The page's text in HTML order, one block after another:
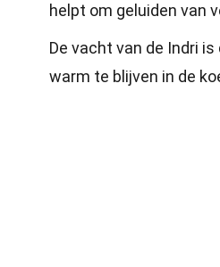
helpt om geluiden van
De vacht van de Indri
warm te blijven in de